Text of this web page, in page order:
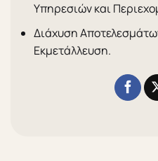
Υπηρεσιών και
Διάχυση
Εκμετάλλευση.